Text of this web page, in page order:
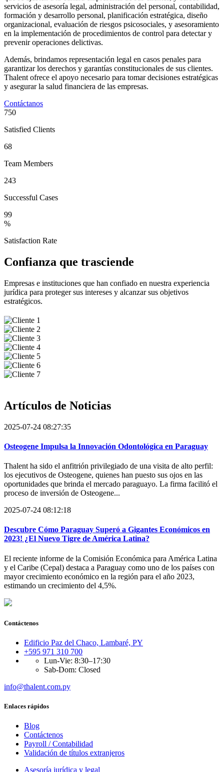
servicios de asesoría legal, administración del personal, contabilidad,
formación y desarrollo personal, planificación estratégica, diseño
organizacional, evaluación de riesgos psicosociales, y asesoramiento
en la implementación de procedimientos de control para detectar y
prevenir operaciones delictivas.
Además, brindamos representación legal en casos penales para
garantizar los derechos y garantías constitucionales de sus clientes.
Thalent ofrece el apoyo necesario para tomar decisiones estratégicas
y asegurar la salud financiera de las empresas.
Contáctanos
750
Satisfied Clients
68
Team Members
243
Successful Cases
99
%
Satisfaction Rate
Confianza que trasciende
Empresas e instituciones que han confiado en nuestra experiencia
jurídica para proteger sus intereses y alcanzar sus objetivos
estratégicos.
Artículos de Noticias
2025-07-24 08:27:35
Osteogene Impulsa la Innovación Odontológica en Paraguay
Thalent ha sido el anfitrión privilegiado de una visita de alto perfil:
los ejecutivos de Osteogene, quienes han puesto sus ojos en las
oportunidades que brinda el mercado paraguayo. La firma facilitó el
proceso de inversión de Osteogene...
2025-07-24 08:12:18
Descubre Cómo Paraguay Superó a Gigantes Económicos en
2023! ¿El Nuevo Tigre de América Latina?
El reciente informe de la Comisión Económica para América Latina
y el Caribe (Cepal) destaca a Paraguay como uno de los países con
mayor crecimiento económico en la región para el año 2023,
estimando un crecimiento del 4,5%.
Contáctenos
Edificio Paz del Chaco, Lambaré, PY
+595 971 310 700
Lun-Vie: 8:30–17:30
Sab-Dom: Closed
info@thalent.com.py
Enlaces rápidos
Blog
Contáctenos
Payroll / Contabilidad
Validación de títulos extranjeros
Asesoría jurídica y legal